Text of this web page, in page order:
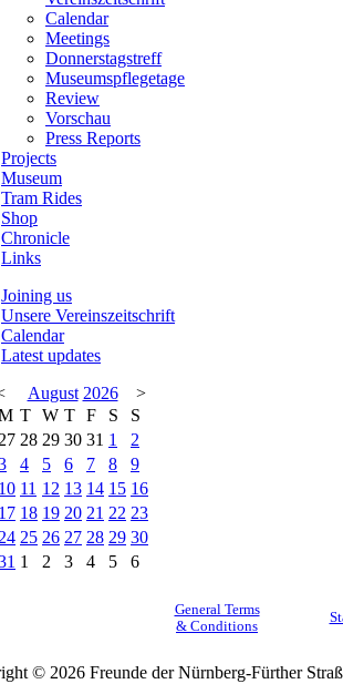
Calendar
Meetings
Donnerstagstreff
Museumspflegetage
Review
Vorschau
Press Reports
Projects
Museum
Tram Rides
Shop
Chronicle
Links
Joining us
Unsere Vereinszeitschrift
Calendar
Latest updates
August 2026
>
T W T F S
S
27 28 29 30 31 1
2
4 5 6 7 8
9
10 11 12 13 14 15 16
17 18 19 20 21 22 23
24 25 26 27 28 29 30
1 2 3 4 5 6
General Terms
& Conditions
© 2026 Freunde der Nürnberg-Fürther